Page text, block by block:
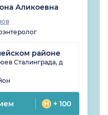
Аликоевна
районе
Сталинграда, д
+ 100